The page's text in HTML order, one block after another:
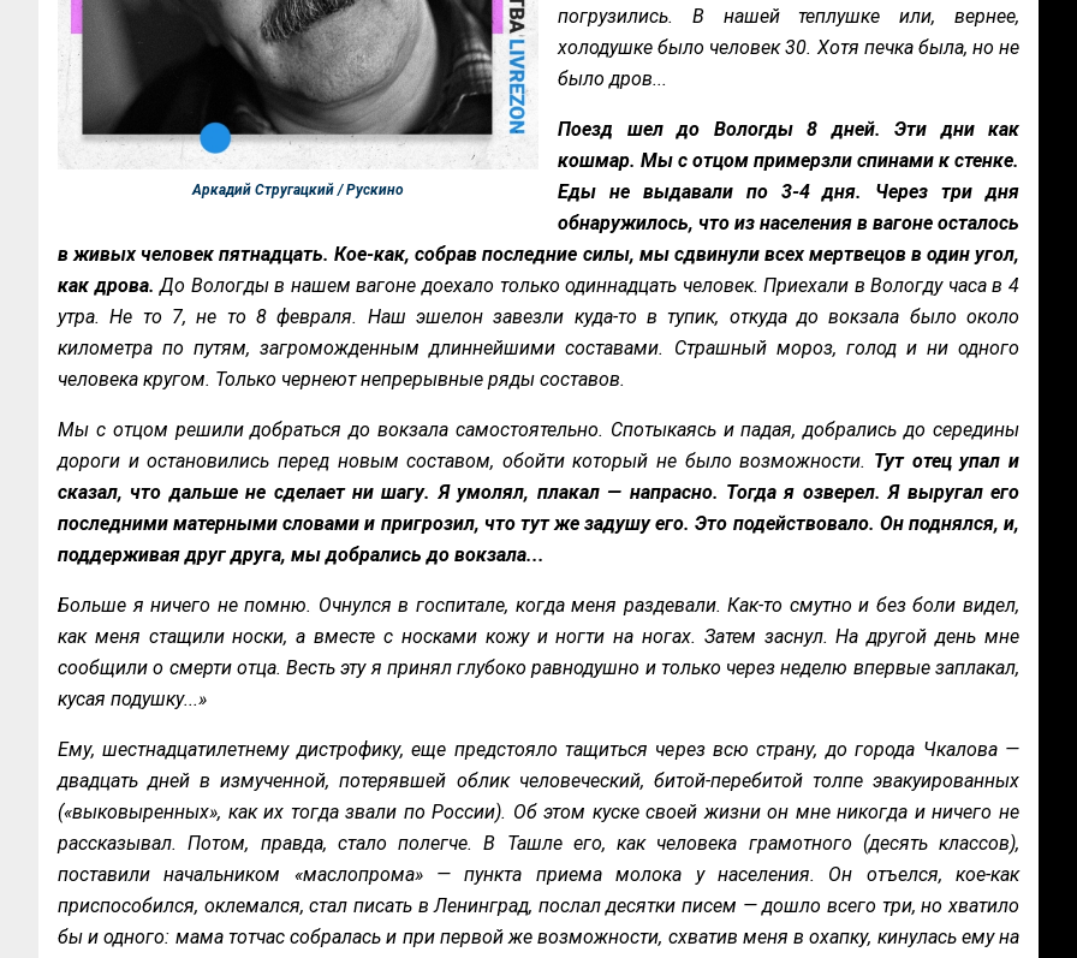
Аркадий Стругацкий / Рускино
погрузились. В нашей теплушке или, вернее,
холодушке было человек 30. Хотя печка была, но не
было дров...
Поезд шел до Вологды 8 дней. Эти дни как
кошмар. Мы с отцом примерзли спинами к стенке.
Еды не выдавали по 3-4 дня. Через три дня
обнаружилось, что из населения в вагоне осталось
в живых человек пятнадцать. Кое-как, собрав последние силы, мы сдвинули всех мертвецов в один угол,
как дрова.До Вологды в нашем вагоне доехало только одиннадцать человек. Приехали в Вологду часа в 4
утра. Не то 7, не то 8 февраля. Наш эшелон завезли куда-то в тупик, откуда до вокзала было около
километра по путям, загроможденным длиннейшими составами. Страшный мороз, голод и ни одного
человека кругом. Только чернеют непрерывные ряды составов.
Мы с отцом решили добраться до вокзала самостоятельно. Спотыкаясь и падая, добрались до середины
дороги и остановились перед новым составом, обойти который не было возможности. Тут отец упал и
сказал, что дальше не сделает ни шагу. Я умолял, плакал — напрасно. Тогда я озверел. Я выругал его
последними матерными словами и пригрозил, что тут же задушу его. Это подействовало. Он поднялся, и,
поддерживая друг друга, мы добрались до вокзала...
Больше я ничего не помню. Очнулся в госпитале, когда меня раздевали. Как-то смутно и без боли видел,
как меня стащили носки, а вместе с носками кожу и ногти на ногах. Затем заснул. На другой день мне
сообщили о смерти отца. Весть эту я принял глубоко равнодушно и только через неделю впервые заплакал,
кусая подушку...»
Ему, шестнадцатилетнему дистрофику, еще предстояло тащиться через всю страну, до города Чкалова —
двадцать дней в измученной, потерявшей облик человеческий, битой-перебитой толпе эвакуированных
(«выковыренных», как их тогда звали по России). Об этом куске своей жизни он мне никогда и ничего не
рассказывал. Потом, правда, стало полегче. В Ташле его, как человека грамотного (десять классов),
поставили начальником «маслопрома» — пункта приема молока у населения. Он отъелся, кое-как
приспособился, оклемался, стал писать в Ленинград, послал десятки писем — дошло всего три, но хватило
бы и одного: мама тотчас собралась и при первой же возможности, схватив меня в охапку, кинулась ему на